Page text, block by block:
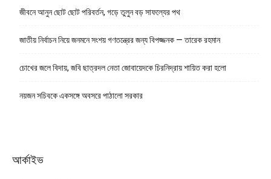
জীবনে আনুন ছোট ছোট পরিবর্তন, গড়ে তুলুন বড় সাফল্যের পথ
জাতীয় নির্বাচন নিয়ে জনমনে সংশয় গণতন্ত্রের জন্য বিপজ্জনক — তারেক রহমান
চোখের জলে বিদায়, জবি ছাত্রদল নেতা জোবায়েদকে চিরনিদ্রায় শায়িত করা হলো
নয়জন সচিবকে একসঙ্গে অবসরে পাঠালো সরকার
আর্কাইভ